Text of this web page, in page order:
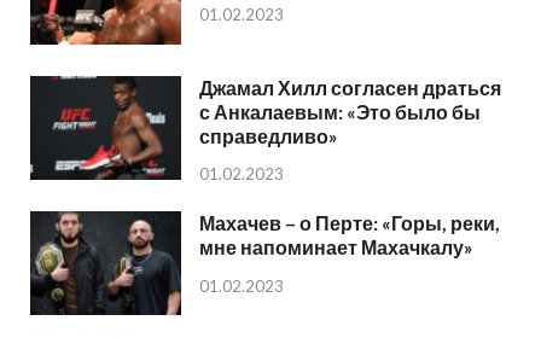
01.02.2023
Джамал Хилл согласен драться
с Анкалаевым: «Это было бы
справедливо»
01.02.2023
Махачев – о Перте: «Горы, реки,
мне напоминает Махачкалу»
01.02.2023